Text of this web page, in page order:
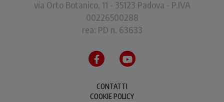
via Orto Botanico, 11 - 35123 Padova - P.IVA
00226500288
rea: PD n. 63633
CONTATTI
COOKIE POLICY